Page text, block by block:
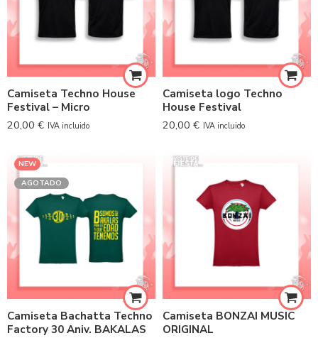
Camiseta Techno House
Festival – Micro
20,00 € IVA incluido
Camiseta logo Techno
House Festival
20,00 € IVA incluido
NEW
AGOTADO
Camiseta Bachatta Techno
Factory 30 Aniv. BAKALAS
Camiseta BONZAI MUSIC
ORIGINAL